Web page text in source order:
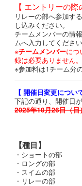
【 エントリーの際
リレーの部へ参加す
し込みください。
チームメンバーの情
ムへ入力してください
※チームメンバーにつ
録は必要ありません。
※参加料は1チーム分
【 開催日変更につい
下記の通り、開催日
2025年10月26日（日
【種目】
・ショートの部
・ロングの部
・スイムの部
・リレーの部